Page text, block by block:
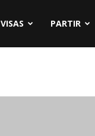
VISAS PARTIR